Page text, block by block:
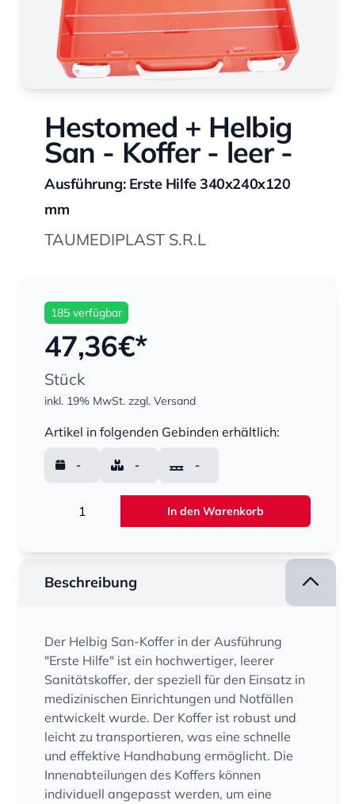
Hestomed + Helbig
San - Koffer - leer -
Ausführung: Erste Hilfe 340x240x120
mm
TAUMEDIPLAST S.R.L
185 verfügbar
47,36€*
Stück
inkl. 19% MwSt. zzgl. Versand
Artikel in folgenden Gebinden erhältlich:
- - -
In den Warenkorb
Beschreibung
Der Helbig San-Koffer in der Ausführung
"Erste Hilfe" ist ein hochwertiger, leerer
Sanitätskoffer, der speziell für den Einsatz in
medizinischen Einrichtungen und Notfällen
entwickelt wurde. Der Koffer ist robust und
leicht zu transportieren, was eine schnelle
und effektive Handhabung ermöglicht. Die
Innenabteilungen des Koffers können
individuell angepasst werden, um eine